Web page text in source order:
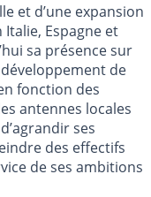
et d’une expansion
Espagne et
sa présence sur
de
fonction des
antennes locales
ses
des effectifs
de ses ambitions